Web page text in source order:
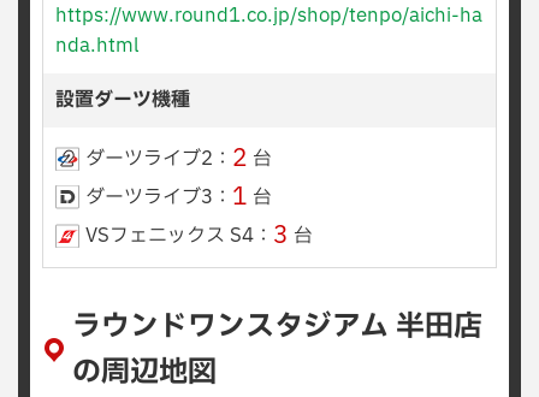
https://www.round1.co.jp/shop/tenpo/aichi-ha
nda.html
設置ダーツ機種
ダーツライブ2： 2 台
ダーツライブ3： 1 台
VSフェニックス S4： 3 台
ラウンドワンスタジアム 半田店
の周辺地図